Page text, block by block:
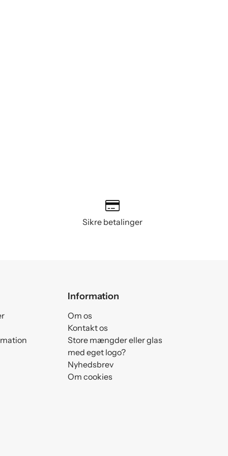
Sikre betalinger
Information
Om os
Kontakt os
Store mængder eller glas
med eget logo?
Nyhedsbrev
Om cookies